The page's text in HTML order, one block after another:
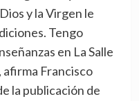
y la Virgen le
Tengo
en La Salle
afirma Francisco
la publicación de